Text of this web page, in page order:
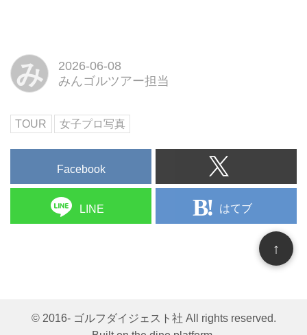
み
2026-06-08
みんゴルツアー担当
TOUR 女子プロ写真
Facebook
LINE はてブ
© 2016- ゴルフダイジェスト社 All rights reserved.
↑